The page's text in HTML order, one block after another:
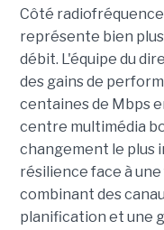
Côté
représente bien
débit. L'équipe du
des gains de
centaines de Mbps
centre multimédia
changement le plus
résilience face à
combinant des
planification et une